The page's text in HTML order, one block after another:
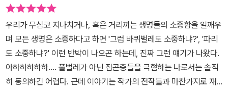
우리가 무심코 지나치거나, 혹은 거리끼는 생명들의 소중함을 일깨우
며 모든 생명은 소중하다고 하면 '그럼 바퀴벌레도 소중하냐?', '파리
도 소중하냐?' 이런 반박이 나오곤 하는데, 진짜 그런 얘기가 나왔다.
아하하하하하.... 풀벌레가 아닌 집곤충들을 극혐하는 나로서는 솔직
히 동의하긴 어렵다. 근데 이야기는 작가의 전작들과 마찬가지로 재